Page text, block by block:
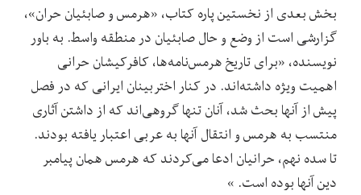
بخش بعدی از نخستین پاره کتاب، «هرمس و صابئیان حران»،
گزارشی است از وضع و حال صابئیان در منطقه واسط. به باور
نویسنده، «برای تاریخ هرمس‌نامه‌ها، کافرکیشان حرانی
اهمیت ویژه داشته‌اند. در کنار اختربینان ایرانی که در فصل
پیش از آنها بحث شد، آنان تنها گروهی‌اند که از داشتن آثاری
منتسب به هرمس و انتقال آنها به عربی اعتبار یافته بودند.
تا سده نهم، حرانیان ادعا می‌کردند که هرمس همان پیامبر
دین آنها بوده است. »